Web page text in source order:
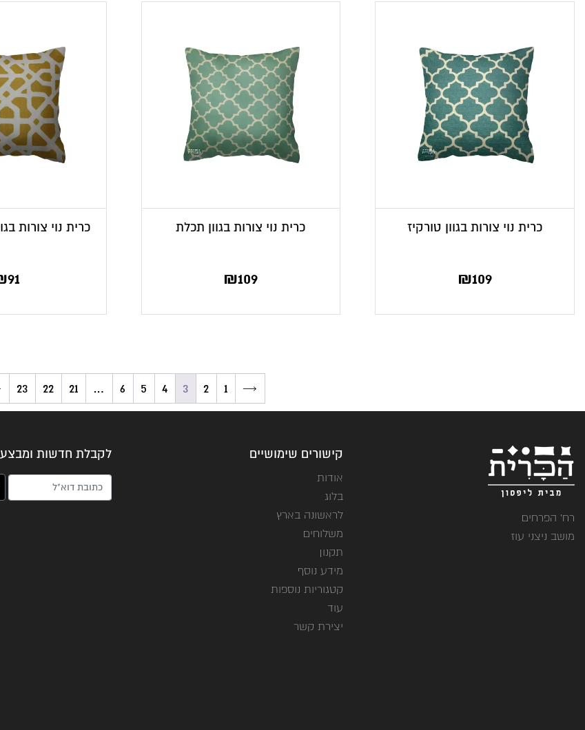
כרית נוי צורות בגוון טורקיז
₪109
כרית נוי צורות בגוון תכלת
₪109
כרית נוי צורות
91
→
1
2
3
4
5
6
…
21
22
23
רח' הפרחים
מושב ניצני עוז
קישורים שימושיים
אודות
בלוג
לראשונה בארץ
משלוחים
תקנון
מידע נוסף
קטגוריות נוספות
עוד
יצירת קשר
לקבלת חדשות
האימייל שלך (חובה)